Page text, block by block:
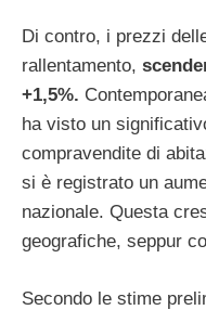
Di contro, i prezzi
rallentamento,
+1,5%.
ha visto un
compravendite di
si è registrato un
nazionale. Questa
geografiche, seppur
Secondo le stime